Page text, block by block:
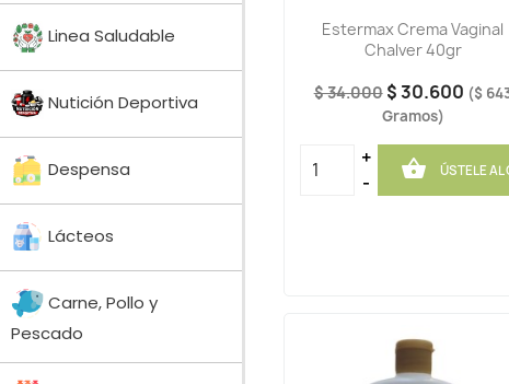
Linea Saludable
Nutición Deportiva
Despensa
Lácteos
Carne, Pollo y
Pescado
Estermax Crema Vaginal
Chalver 40gr
$ 34.000 $ 30.600 ($
Gramos)
+
-
 ÚSTELE AL